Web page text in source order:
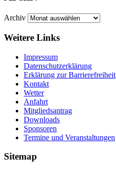
Archiv
Weitere Links
Impressum
Datenschutzerklärung
Erklärung zur Barriere­frei­heit
Kontakt
Wetter
Anfahrt
Mitgliedsantrag
Downloads
Sponsoren
Termine und Veranstaltungen
Sitemap